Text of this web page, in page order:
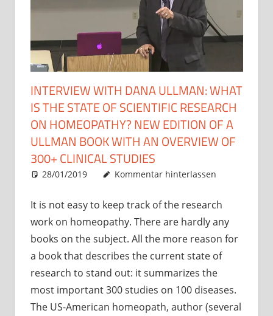
INTERVIEW WITH DANA ULLMAN: WHAT
IS THE STATE OF SCIENTIFIC RESEARCH
ON HOMEOPATHY? NEW EDITION OF A
ULLMAN BOOK WITH AN OVERVIEW OF
300+ CLINICAL STUDIES
28/01/2019 Christian J. Becker
Uncategorized
Kommentar hinterlassen
It is not easy to keep track of the research
work on homeopathy. There are hardly any
books on the subject. All the more reason for
a book that describes the current state of
research to stand out: it summarizes the
most important 300 studies on 100 diseases.
The US-American homeopath, author (several